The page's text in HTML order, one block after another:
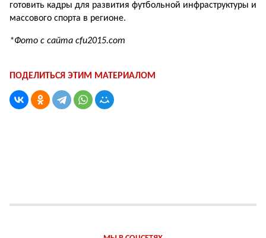
готовить кадры для развития футбольной инфраструктуры и
массового спорта в регионе.
*Фото с сайта cfu2015.com
ПОДЕЛИТЬСЯ ЭТИМ МАТЕРИАЛОМ